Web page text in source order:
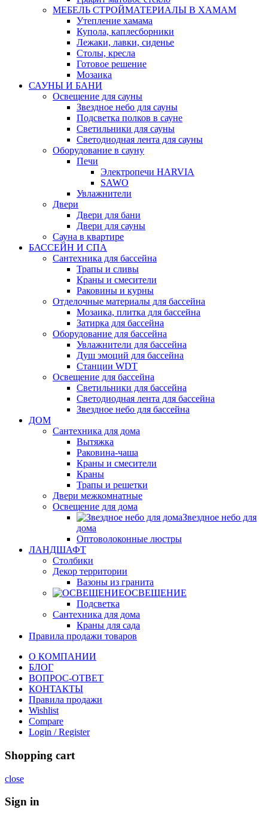
МЕБЕЛЬ СТРОЙМАТЕРИАЛЫ В ХАМАМ
Утепление хамама
Купола, каплесборники
Лежаки, лавки, сиденье
Столы, кресла
Готовое решение
Мозаика
САУНЫ И БАНИ
Освещение для сауны
Звездное небо для сауны
Подсветка полков в сауне
Светильники для сауны
Светодиодная лента для сауны
Оборудование в сауну
Печи
Электропечи HARVIA
SAWO
Увлажнители
Двери
Двери для бани
Двери для сауны
Сауна в квартире
БАССЕЙН И СПА
Сантехника для бассейна
Трапы и сливы
Краны и смесители
Раковины и курны
Отделочные материалы для бассейна
Мозаика, плитка для бассейна
Затирка для бассейна
Оборудование для бассейна
Увлажнители для бассейна
Душ эмоций для бассейна
Станции WDT
Освещение для бассейна
Светильники для бассейна
Светодиодная лента для бассейна
Звездное небо для бассейна
ДОМ
Сантехника для дома
Вытяжка
Раковина-чаша
Краны и смесители
Краны
Трапы и решетки
Двери межкомнатные
Освещение для дома
Звездное небо для
дома
Оптоволоконные люстры
ЛАНДШАФТ
Столбики
Декор территории
Вазоны из гранита
ОСВЕЩЕНИЕ
Подсветка
Сантехника для дома
Краны для сада
Правила продажи товаров
О КОМПАНИИ
БЛОГ
ВОПРОС-ОТВЕТ
КОНТАКТЫ
Правила продажи
Wishlist
Compare
Login / Register
Shopping cart
close
Sign in